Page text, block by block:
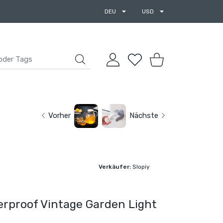
DEU USD
BENUTZERKONTO
WunschzettelEinkaufswagen
Vorher Nächste
Verkäufer: Slopiy
Vintage Garden Light